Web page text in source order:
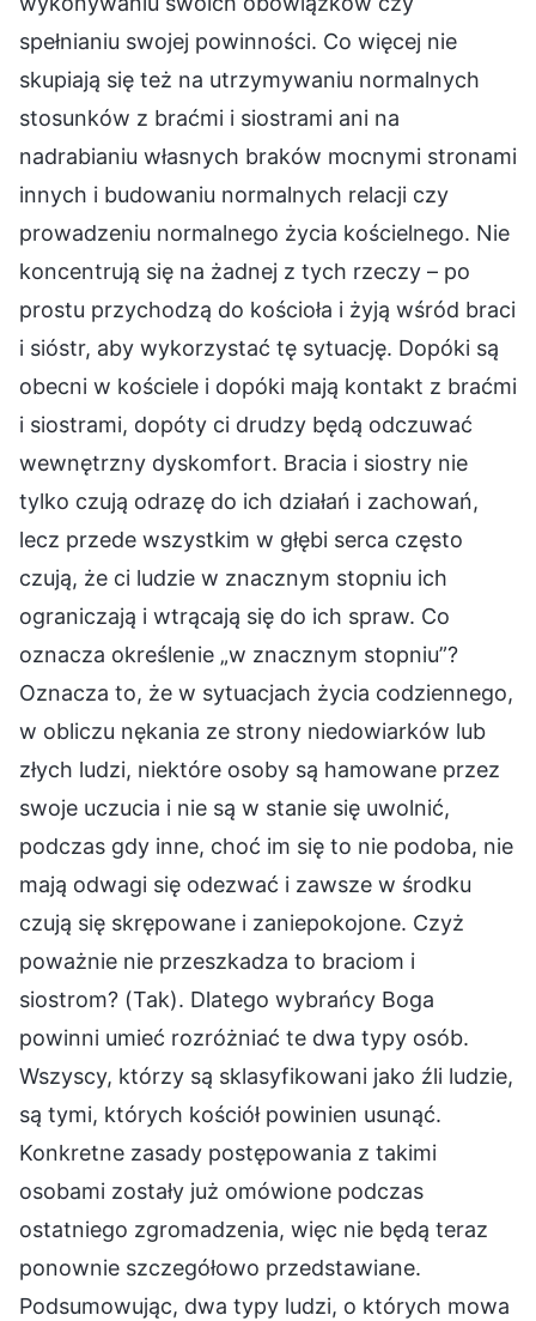
spełnianiu swojej powinności. Co więcej nie
skupiają się też na utrzymywaniu normalnych
stosunków z braćmi i siostrami ani na
nadrabianiu własnych braków mocnymi stronami
innych i budowaniu normalnych relacji czy
prowadzeniu normalnego życia kościelnego. Nie
koncentrują się na żadnej z tych rzeczy – po
prostu przychodzą do kościoła i żyją wśród braci
i sióstr, aby wykorzystać tę sytuację. Dopóki są
obecni w kościele i dopóki mają kontakt z braćmi
i siostrami, dopóty ci drudzy będą odczuwać
wewnętrzny dyskomfort. Bracia i siostry nie
tylko czują odrazę do ich działań i zachowań,
lecz przede wszystkim w głębi serca często
czują, że ci ludzie w znacznym stopniu ich
ograniczają i wtrącają się do ich spraw. Co
oznacza określenie „w znacznym stopniu”?
Oznacza to, że w sytuacjach życia codziennego,
w obliczu nękania ze strony niedowiarków lub
złych ludzi, niektóre osoby są hamowane przez
swoje uczucia i nie są w stanie się uwolnić,
podczas gdy inne, choć im się to nie podoba, nie
mają odwagi się odezwać i zawsze w środku
czują się skrępowane i zaniepokojone. Czyż
poważnie nie przeszkadza to braciom i
siostrom? (Tak). Dlatego wybrańcy Boga
powinni umieć rozróżniać te dwa typy osób.
Wszyscy, którzy są sklasyfikowani jako źli ludzie,
są tymi, których kościół powinien usunąć.
Konkretne zasady postępowania z takimi
osobami zostały już omówione podczas
ostatniego zgromadzenia, więc nie będą teraz
ponownie szczegółowo przedstawiane.
Podsumowując, dwa typy ludzi, o których mowa